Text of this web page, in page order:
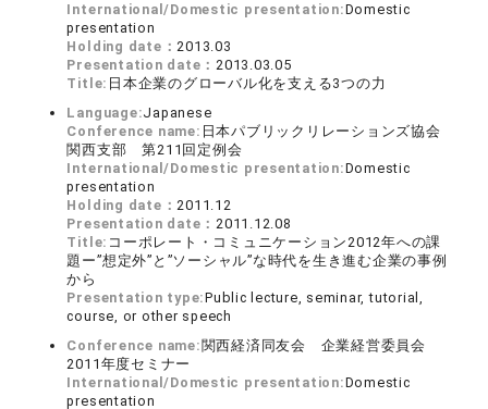
International/Domestic presentation:Domestic
presentation
Holding date：2013.03
Presentation date：2013.03.05
Title: 日本企業のグローバル化を支える3つの力
Language:Japanese
Conference name: 日本パブリックリレーションズ協会
関西支部 第211回定例会
International/Domestic presentation:Domestic
presentation
Holding date：2011.12
Presentation date：2011.12.08
Title: コーポレート・コミュニケーション2012年への課
題ー”想定外”と”ソーシャル”な時代を生き進む企業の事例
から
Presentation type:Public lecture, seminar, tutorial,
course, or other speech
Conference name: 関西経済同友会 企業経営委員会
2011年度セミナー
International/Domestic presentation:Domestic
presentation